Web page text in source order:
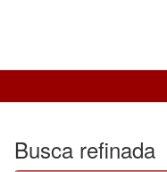
Busca refinada